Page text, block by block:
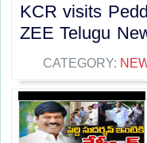
KCR visits
ZEE Telugu
CATEGORY: